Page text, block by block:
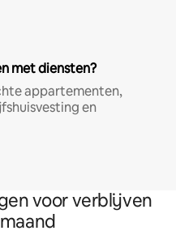
met diensten?
appartementen,
en
voor verblijven